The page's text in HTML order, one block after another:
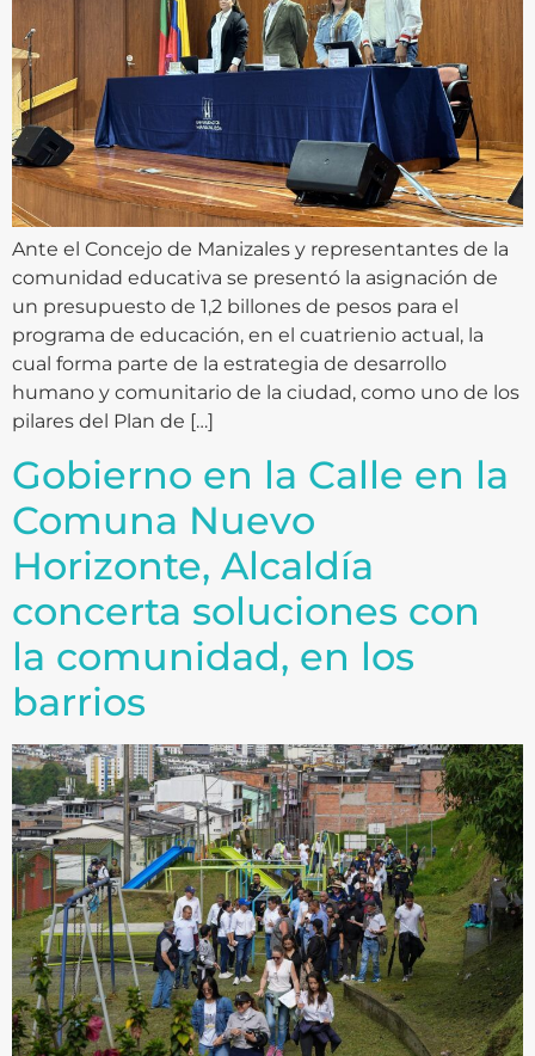
Ante el Concejo de Manizales y representantes de la
comunidad educativa se presentó la asignación de
un presupuesto de 1,2 billones de pesos para el
programa de educación, en el cuatrienio actual, la
cual forma parte de la estrategia de desarrollo
humano y comunitario de la ciudad, como uno de los
pilares del Plan de […]
Gobierno en la Calle en la
Comuna Nuevo
Horizonte, Alcaldía
concerta soluciones con
la comunidad, en los
barrios